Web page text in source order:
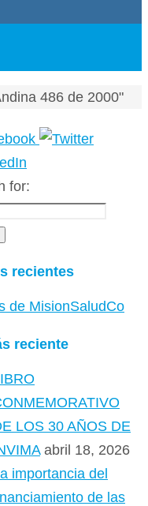
486 de 2000"
for:
recientes
de MisionSaludCo
reciente
LOS 30 AÑOS DE
abril 18, 2026
importancia del
de las